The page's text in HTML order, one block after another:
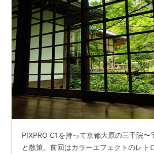
PIXPRO C1を持って京都大原の三千院〜
と散策。前回はカラーエフェクトのレト